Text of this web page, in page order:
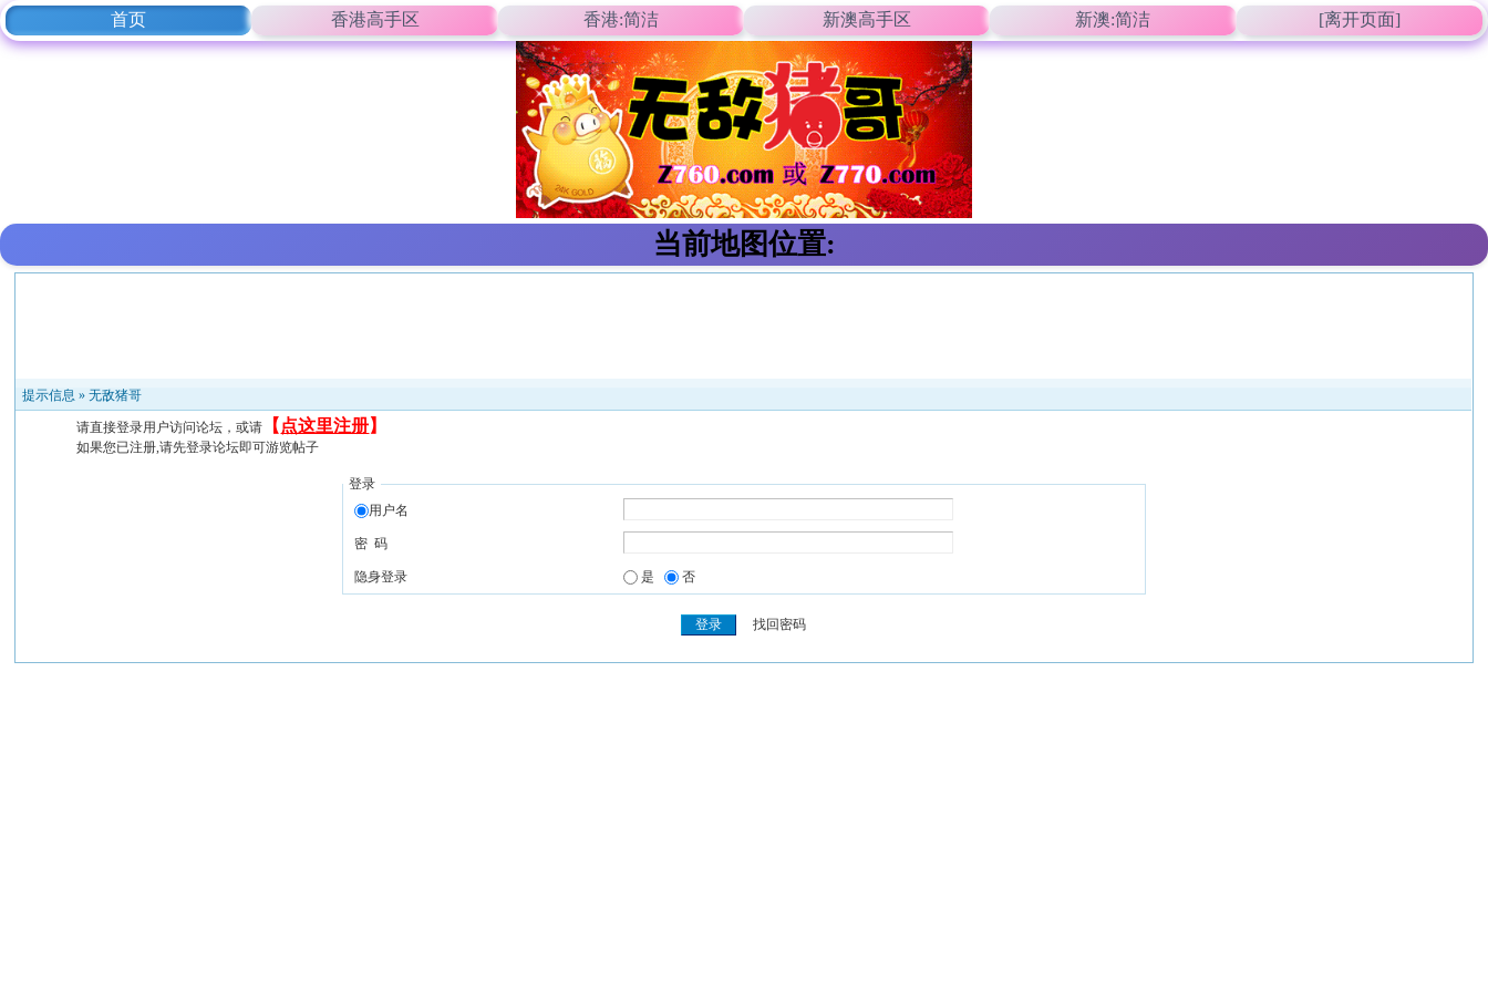
首页 香港高手区 香港:简洁 新澳高手区 新澳:简洁 [离开页面]
当前地图位置:
提示信息 »无敌猪哥
请直接登录用户访问论坛，或请 【 点这里注册】
如果您已注册,请先登录论坛即可游览帖子
登录
用户名
密 码
隐身登录 是 否
找回密码